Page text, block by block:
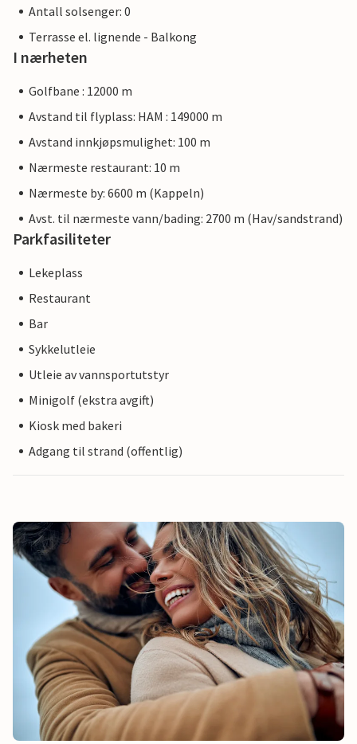
Antall solsenger: 0
Terrasse el. lignende - Balkong
I nærheten
Golfbane : 12000 m
Avstand til flyplass: HAM : 149000 m
Avstand innkjøpsmulighet: 100 m
Nærmeste restaurant: 10 m
Nærmeste by: 6600 m (Kappeln)
Avst. til nærmeste vann/bading: 2700 m (Hav/sandstrand)
Parkfasiliteter
Lekeplass
Restaurant
Bar
Sykkelutleie
Utleie av vannsportutstyr
Minigolf (ekstra avgift)
Kiosk med bakeri
Adgang til strand (offentlig)